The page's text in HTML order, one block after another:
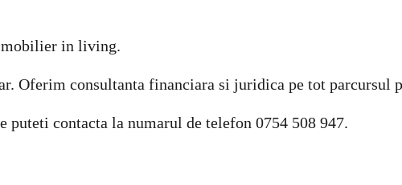
mobilier in living.
Oferim consultanta financiara si juridica pe tot parcursul
contacta la numarul de telefon 0754 508 947.